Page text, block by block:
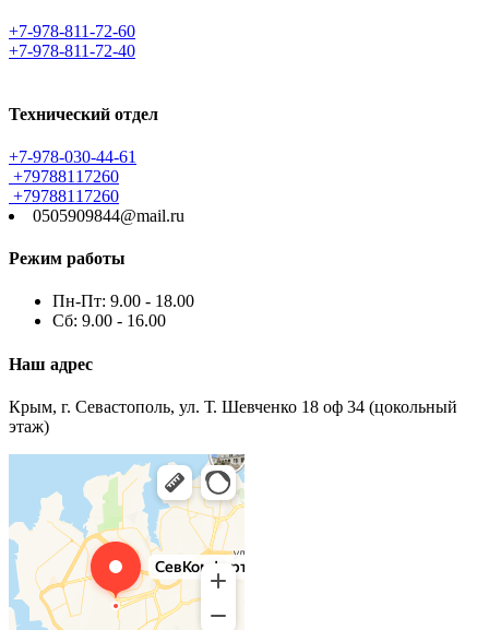
+7-978-811-72-60
+7-978-811-72-40
Технический отдел
+7-978-030-44-61
+79788117260
+79788117260
0505909844@mail.ru
Режим работы
Пн-Пт: 9.00 - 18.00
Сб: 9.00 - 16.00
Наш адрес
Крым, г. Севастополь, ул. Т. Шевченко 18 оф 34 (цокольный
этаж)